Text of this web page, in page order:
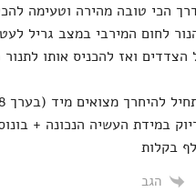
הכי טובה מהירה וטעימה
לחום המירבי במצב גריל
ואז להכניס אותו
במידת העשיה הנכונה +
בקלות
הגב